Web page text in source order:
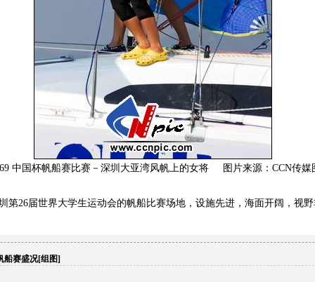
中国杯帆船赛比赛－深圳大亚湾风帆上的女将 图片来源：CCN传媒
届世界大学生运动会的帆船比赛场地，设施先进，海面开阔，视
船赛盛况[组图]